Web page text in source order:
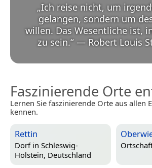
„Ich reise nicht, um
gelangen, sondern um
willen. Das Wesentliche ist,
zu sein.“ — Robert Louis
Faszinierende Orte
Lernen Sie faszinierende Orte aus allen
kennen.
Rettin
Dorf in Schleswig-
Holstein, Deutschland